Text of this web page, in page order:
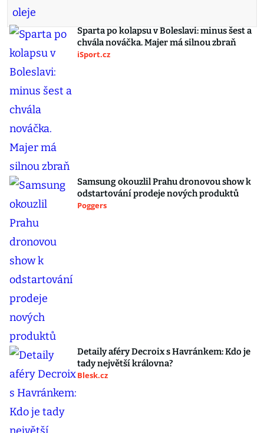
Sparta po kolapsu v Boleslavi: minus šest a
chvála nováčka. Majer má silnou zbraň
iSport.cz
Samsung okouzlil Prahu dronovou show k
odstartování prodeje nových produktů
Poggers
Detaily aféry Decroix s Havránkem: Kdo je
tady největší královna?
Blesk.cz